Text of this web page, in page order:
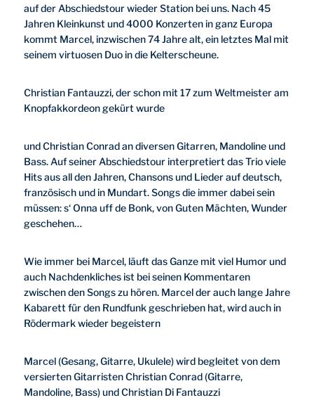
auf der Abschiedstour wieder Station bei uns. Nach 45
Jahren Kleinkunst und 4000 Konzerten in ganz Europa
kommt Marcel, inzwischen 74 Jahre alt, ein letztes Mal mit
seinem virtuosen Duo in die Kelterscheune.
Christian Fantauzzi, der schon mit 17 zum Weltmeister am
Knopfakkordeon gekürt wurde
und Christian Conrad an diversen Gitarren, Mandoline und
Bass. Auf seiner Abschiedstour interpretiert das Trio viele
Hits aus all den Jahren, Chansons und Lieder auf deutsch,
französisch und in Mundart. Songs die immer dabei sein
müssen: s‘ Onna uff de Bonk, von Guten Mächten, Wunder
geschehen…
Wie immer bei Marcel, läuft das Ganze mit viel Humor und
auch Nachdenkliches ist bei seinen Kommentaren
zwischen den Songs zu hören. Marcel der auch lange Jahre
Kabarett für den Rundfunk geschrieben hat, wird auch in
Rödermark wieder begeistern
Marcel (Gesang, Gitarre, Ukulele) wird begleitet von dem
versierten Gitarristen Christian Conrad (Gitarre,
Mandoline, Bass) und Christian Di Fantauzzi